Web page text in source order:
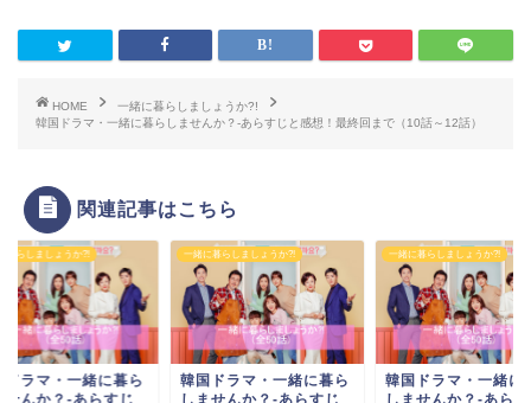
HOME
一緒に暮らしましょうか?!
韓国ドラマ・一緒に暮らしませんか？-あらすじと感想！最終回まで（10話～12話）
関連記事はこちら
暮らしましょうか?!
ドラマ・一緒に暮ら
せんか？-あらすじ
一緒に暮らしましょうか?!
韓国ドラマ・一緒に暮ら
しませんか？-あらすじ
一緒に暮らしましょうか?!
韓国ドラマ・一緒に
しませんか？-あら